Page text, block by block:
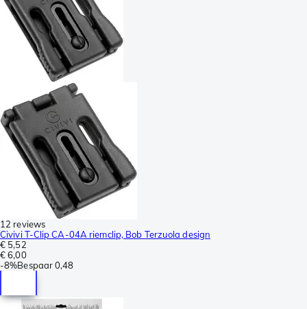
12 reviews
Civivi T-Clip CA-04A riemclip, Bob Terzuola design
€ 5,52
€ 6,00
-8%Bespaar0,48